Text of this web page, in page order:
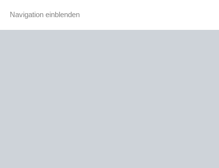
Navigation einblenden